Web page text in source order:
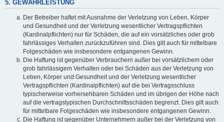
5. GEWÄHRLEISTUNG
Der Betreiber haftet mit Ausnahme der Verletzung von Leben, Körper
und Gesundheit und der Verletzung wesentlicher Vertragspflichten
(Kardinalpflichten) nur für Schäden, die auf ein vorsätzliches oder grob
fahrlässiges Verhalten zurückzuführen sind. Dies gilt auch für mittelbare
Folgeschäden wie insbesondere entgangenen Gewinn.
Die Haftung ist gegenüber Verbrauchern außer bei vorsätzlichem oder
grob fahrlässigem Verhalten oder bei Schäden aus der Verletzung von
Leben, Körper und Gesundheit und der Verletzung wesentlicher
Vertragspflichten (Kardinalpflichten) auf die bei Vertragsschluss
typischerweise vorhersehbaren Schäden und im übrigen der Höhe nach
auf die vertragstypischen Durchschnittsschäden begrenzt. Dies gilt auch
für mittelbare Folgeschäden wie insbesondere entgangenen Gewinn.
Die Haftung ist gegenüber Unternehmern außer bei der Verletzung von